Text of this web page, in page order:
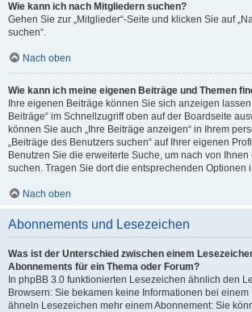
Wie kann ich nach Mitgliedern suchen?
Gehen Sie zur „Mitglieder“-Seite und klicken Sie auf
suchen“.
Nach oben
Wie kann ich meine eigenen Beiträge und Themen
Ihre eigenen Beiträge können Sie sich anzeigen
Beiträge“ im Schnellzugriff oben auf der Boardseite
können Sie auch „Ihre Beiträge anzeigen“ in Ihrem
„Beiträge des Benutzers suchen“ auf Ihrer eigenen
Benutzen Sie die erweiterte Suche, um nach von
suchen. Tragen Sie dort die entsprechenden Optionen
Nach oben
Abonnements und Lesezeichen
Was ist der Unterschied zwischen einem
Abonnements für ein Thema oder Forum?
In phpBB 3.0 funktionierten Lesezeichen ähnlich den
Browsern: Sie bekamen keine Informationen bei einem
ähneln Lesezeichen mehr einem Abonnement: Sie